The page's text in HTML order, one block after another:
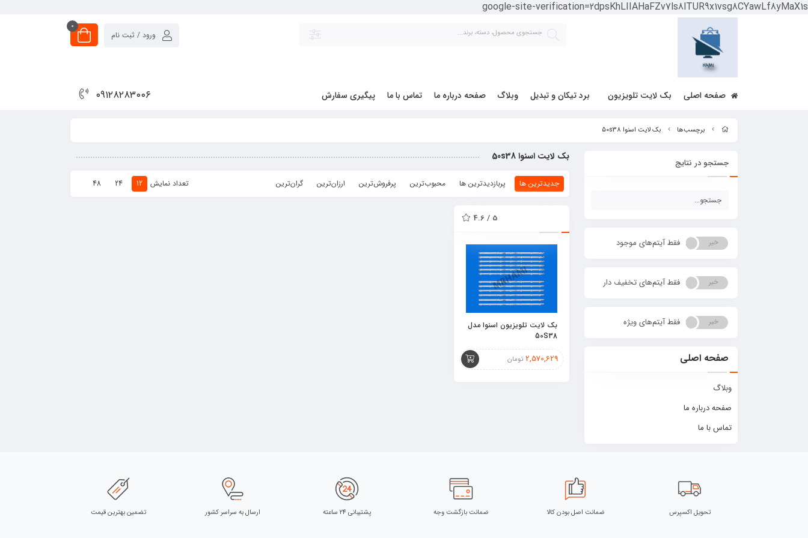
google-site-verification=2dpsKhLIIAHaFZv7ls8lTUR9x1vsg8CYawLf8yMaX1s
0
ورود / ثبت نام
صفحه اصلی بک لایت تلویزیون برد تیکان و تبدیل وبلاگ صفحه درباره ما تماس با ما پیگیری سفارش ۰۹۱۲۸۲۸۳۰۰۶
برچسب‌ها بک لایت اسنوا 50s38
جستجو در نتایج
بله خیر فقط آیتم‌های موجود
بله خیر فقط آیتم‌های تخفیف دار
بله خیر فقط آیتم‌های ویژه
صفحه اصلی
وبلاگ
صفحه درباره ما
تماس با ما
بک لایت اسنوا 50s38
جدیدترین ها پربازدیدترین ها محبوب‌‌ترین پرفروش‌ترین ارزان‌ترین گران‌ترین تعداد نمایش 12
24
48
5 / 4.6
بک لایت تلویزیون اسنوا مدل
50S38
2,570,629 تومان
تحویل اکسپرس ضمانت اصل بودن کالا ضمانت بازگشت وجه پشتیبانی 24 ساعته ارسال به سراسر کشور تضمین بهترین قیمت